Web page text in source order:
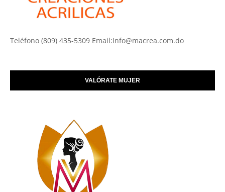
Teléfono (809) 435-5309 Email:Info@macrea.com.do
VALÓRATE MUJER